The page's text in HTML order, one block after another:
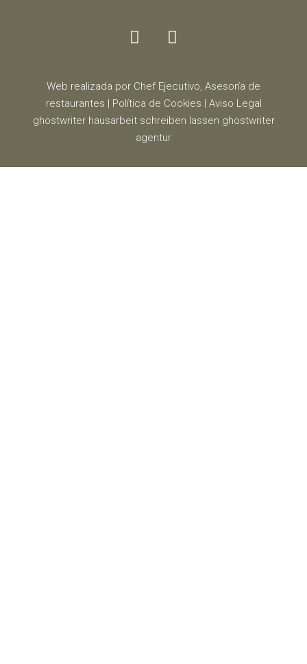
Web realizada por Chef Ejecutivo, Asesoría de
restaurantes | Política de Cookies | Aviso Legal
ghostwriter hausarbeit schreiben lassen ghostwriter
agentur